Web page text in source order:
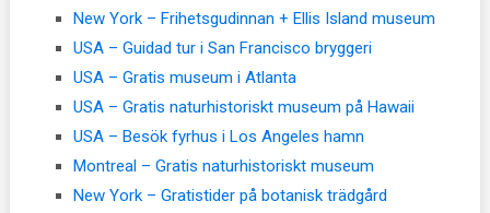
New York – Frihetsgudinnan + Ellis Island museum
USA – Guidad tur i San Francisco bryggeri
USA – Gratis museum i Atlanta
USA – Gratis naturhistoriskt museum på Hawaii
USA – Besök fyrhus i Los Angeles hamn
Montreal – Gratis naturhistoriskt museum
New York – Gratistider på botanisk trädgård